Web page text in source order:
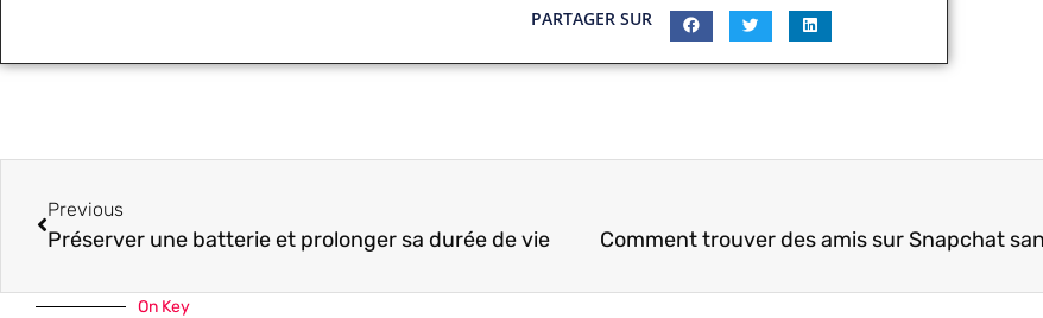
PARTAGER SUR
Previous
Préserver une batterie et prolonger sa durée de vie
On Key